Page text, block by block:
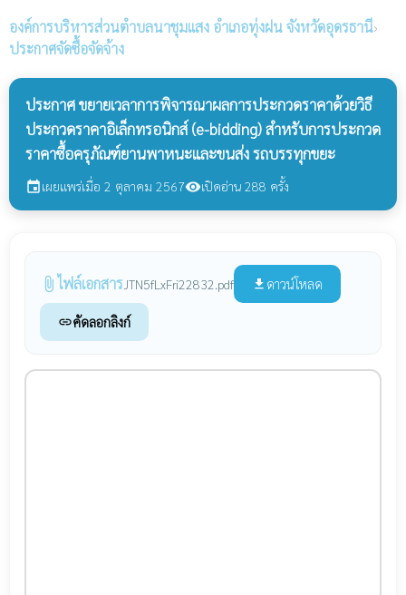
องค์การบริหารส่วนตำบลนาชุมแสง อำเภอทุ่งฝน จังหวัดอุดรธานี›
ประกาศจัดซื้อจัดจ้าง
ประกาศ ขยายเวลาการพิจารณาผลการประกวดราคาด้วยวิธี
ประกวดราคาอิเล็กทรอนิกส์ (e-bidding) สำหรับการประกวด
ราคาซื้อครุภัณฑ์ยานพาหนะและขนส่ง รถบรรทุกขยะ
eventเผยแพร่เมื่อ 2 ตุลาคม 2567visibilityเปิดอ่าน 288 ครั้ง
attach_file ไฟล์เอกสาร JTN5fLxFri22832.pdf file_download ดาวน์โหลด
linkคัดลอกลิงก์